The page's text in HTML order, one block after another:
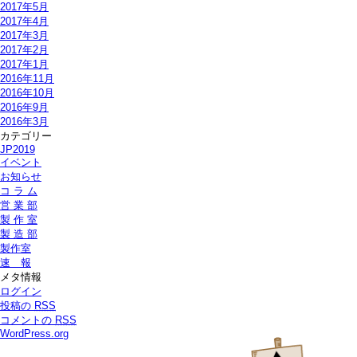
2017年5月
2017年4月
2017年3月
2017年2月
2017年1月
2016年11月
2016年10月
2016年9月
2016年3月
カテゴリー
JP2019
イベント
お知らせ
コ ラ ム
営 業 部
製 作 室
製 造 部
製作室
速 報
メタ情報
ログイン
投稿の RSS
コメントの RSS
WordPress.org